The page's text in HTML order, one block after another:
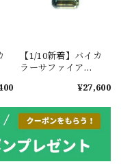
【1/10新着】バイカ
ラーサファイア
¥27,600